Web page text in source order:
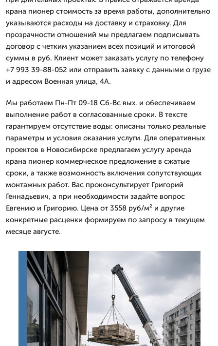
крана пионер стоимость за время работы, дополнительно
указываются расходы на доставку и страховку. Для
прозрачности отношений мы предлагаем подписывать
договор с четким указанием всех позиций и итоговой
суммы в руб. Клиент может заказать услугу по телефону
+7 993 39-88-052 или отправить заявку с данными о грузе
и адресом Военная улица, 4А.
Мы работаем Пн-Пт 09-18 Сб-Вс вых. и обеспечиваем
выполнение работ в согласованные сроки. В тексте
гарантируем отсутствие воды: описаны только реальные
параметры и условия оказания услуги. Для оперативных
проектов в Новосибирске предлагаем услугу аренда
крана пионер коммерческое предложение в сжатые
сроки, а также возможность включения сопутствующих
монтажных работ. Вас проконсультирует Григорий
Геннадьевич, а при необходимости задайте вопрос
Евгению и Григорию. Цена от 3558 руб/м² и другие
конкретные расценки формируем по запросу в текущем
месяце августе.